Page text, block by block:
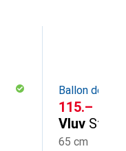
Ballon de
CHF
115.–
Vluv Stov
65 cm